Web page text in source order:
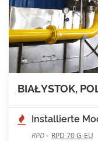
BIAŁYSTOK,
Installierte
RPD- RPD 70 G-EU